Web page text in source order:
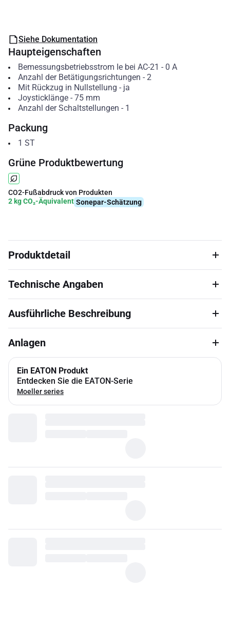
Siehe Dokumentation
Haupteigenschaften
Bemessungsbetriebsstrom Ie bei AC-21 - 0 A
Anzahl der Betätigungsrichtungen - 2
Mit Rückzug in Nullstellung - ja
Joysticklänge- 75 mm
Anzahl der Schaltstellungen - 1
Packung
1 ST
Grüne Produktbewertung
CO2-Fußabdruck von Produkten
2 kg CO₂-Äquivalent Sonepar-Schätzung
Produktdetail
Technische Angaben
Ausführliche Beschreibung
Anlagen
Ein EATON Produkt
Entdecken Sie die EATON-Serie
Moeller series